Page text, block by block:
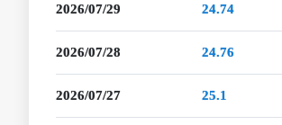
2026/07/29 24.74
2026/07/28 24.76
2026/07/27 25.1